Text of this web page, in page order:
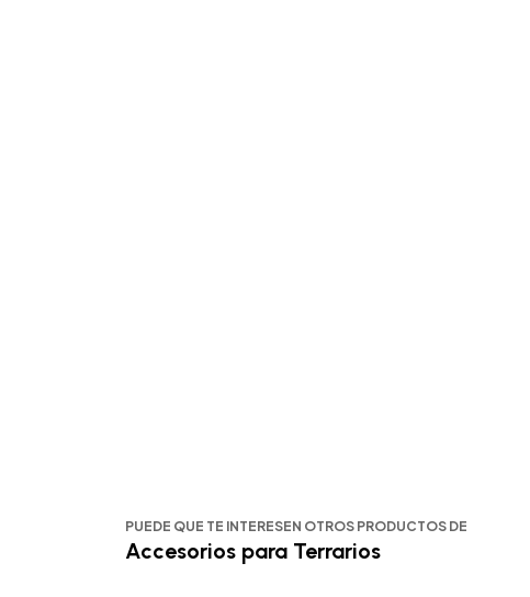
PUEDE QUE TE INTERESEN OTROS PRODUCTOS DE
Accesorios para Terrarios